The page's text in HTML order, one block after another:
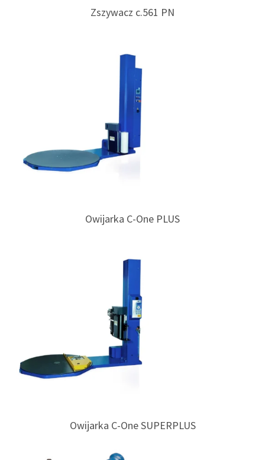
Zszywacz c.561 PN
Owijarka C-One PLUS
Owijarka C-One SUPERPLUS